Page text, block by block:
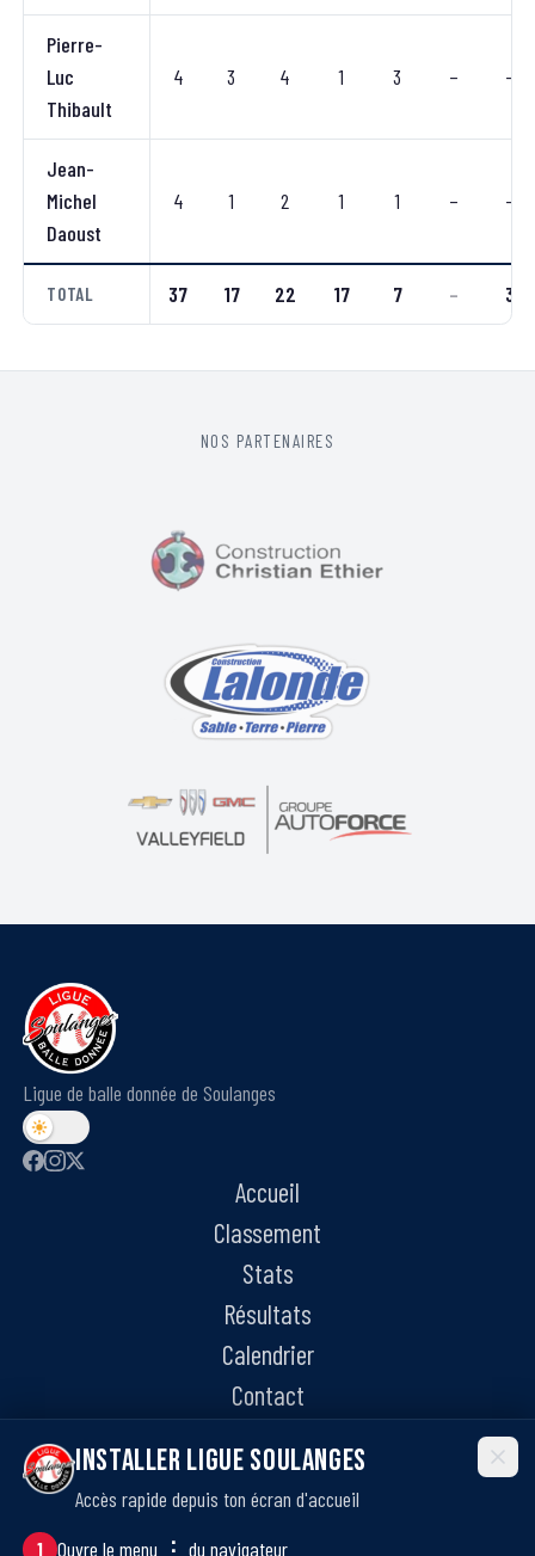
Pierre-
Luc
Thibault
4 3 4 1 3 – –
Jean-
Michel
Daoust
4 1 2 1 1 – –
TOTAL 37 17 22 17 7 – 3
NOS PARTENAIRES
Ligue de balle donnée de Soulanges
Accueil
Classement
Stats
Résultats
Calendrier
Contact
Ligue de balle donnée de Soulanges. Tous droits réservés.
Politique de confidentialité
Installer Ligue Soulanges
Accès rapide depuis ton écran d'accueil
1 Ouvre le menu ⋮ du navigateur